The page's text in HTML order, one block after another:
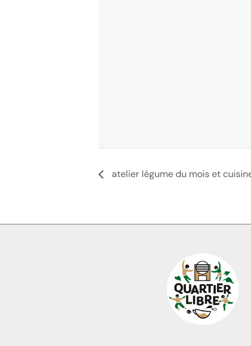
atelier légume du mois et